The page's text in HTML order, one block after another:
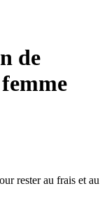
de
rester au frais et au